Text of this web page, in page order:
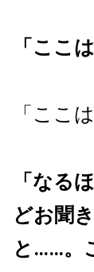
「ここ
「ここ
「なる
どお聞
と……。